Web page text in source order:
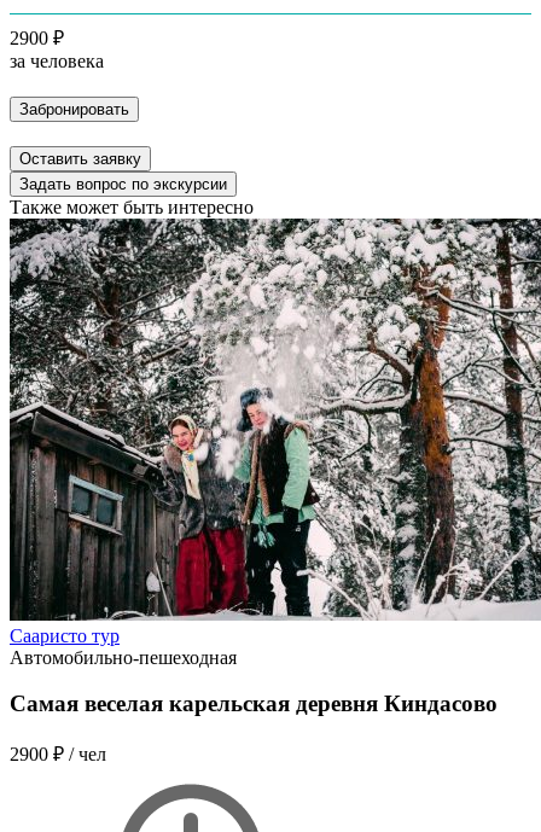
2900 ₽
за человека
Забронировать
Оставить заявку
Задать вопрос по экскурсии
Также может быть интересно
Сааристо тур
Автомобильно-пешеходная
Самая веселая карельская деревня Киндасово
2900 ₽ / чел